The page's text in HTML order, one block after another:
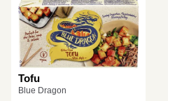
Tofu
Blue Dragon